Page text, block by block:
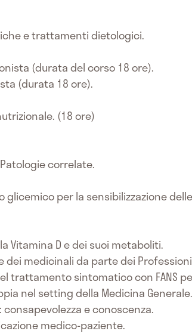
e trattamenti dietologici.
(durata del corso 18 ore).
(durata 18 ore).
(18 ore)
correlate.
per la sensibilizzazione
Vitamina D e dei suoi metaboliti.
dei medicinali da parte dei
trattamento sintomatico con FANS
nel setting della Medicina Generale.
e conoscenza.
medico-paziente.